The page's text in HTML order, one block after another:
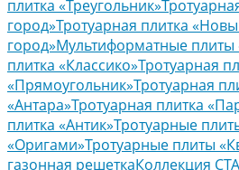
плитка «Треугольник»
город»Тротуарная плитка
город»Мультиформатные плиты
плитка «Классико»Тротуарная
«Прямоугольник»Тротуарная
«Антара»Тротуарная плитка
плитка «Антик»Тротуарные
«Оригами»Тротуарные плиты
газонная решеткаКоллекция